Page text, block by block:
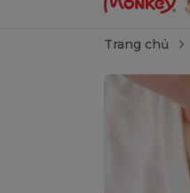
Trang chủ